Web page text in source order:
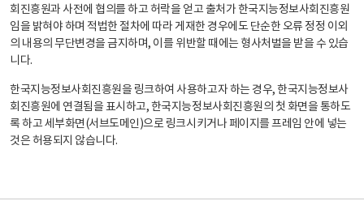
회진흥원과 사전에 협의를 하고 허락을 얻고 출처가 한국지능정보사회진흥원
임을 밝혀야 하며 적법한 절차에 따라 게재한 경우에도 단순한 오류 정정 이외
의 내용의 무단변경을 금지하며, 이를 위반할 때에는 형사처벌을 받을 수 있습
니다.
한국지능정보사회진흥원을 링크하여 사용하고자 하는 경우, 한국지능정보사
회진흥원에 연결됨을 표시하고, 한국지능정보사회진흥원의 첫 화면을 통하도
록 하고 세부화면(서브도메인)으로 링크시키거나 페이지를 프레임 안에 넣는
것은 허용되지 않습니다.